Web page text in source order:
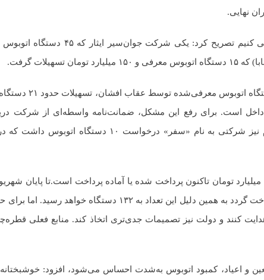
نهایی.
گرفت.
معاون اعتبارات صندوق کارآفرینی امید با اشاره
است. برای رفع این مشکل، ضمانت‌نامه واسطه‌ای از شرکت
تسهیلات زودتر پرداخت شود و تولید سرعت بگیرد. البته در ایلام نیز شرکتی به نام «سفر»
وی ادامه داد: در مجموع، از ۱۲۰۰ میلیارد تومان اعتبار، حدود ۸۰۰ میلیارد تومان تاکنون پرداخت شده یا آماده پرداخت است.تا
شده که ۱۲ دستگاه دیگر اضافه شود و ۱۲ میلیارد تومان دیگر پرداخت گردد به همین دلیل این تعداد به
کنند و دولت نیز تصمیمات جدی‌تری اتخاذ کند. منابع فعلی
و اعیاد، کمبود اتوبوس به‌شدت احساس می‌شود، افزود: